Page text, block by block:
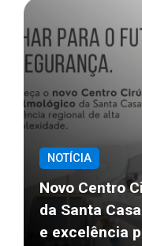
NOTÍCIA
Novo Centro
da Santa
e excelência